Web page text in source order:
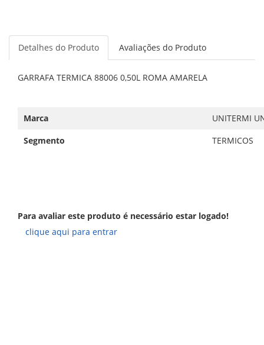
Detalhes do Produto Avaliações do Produto
GARRAFA TERMICA 88006 0,50L ROMA AMARELA
Marca
UNITERMI
Segmento
TERMICOS
Para avaliar este produto é necessário estar logado!
clique aqui para entrar